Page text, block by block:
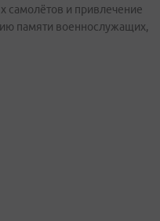
самолётов и привлечение
памяти военнослужащих,